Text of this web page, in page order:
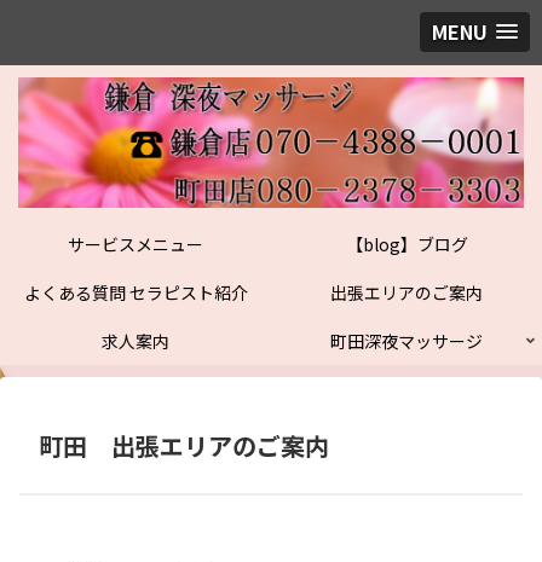
MENU
サービスメニュー
【blog】ブログ
よくある質問 セラピスト紹介
出張エリアのご案内
求人案内
町田深夜マッサージ
町田 出張エリアのご案内